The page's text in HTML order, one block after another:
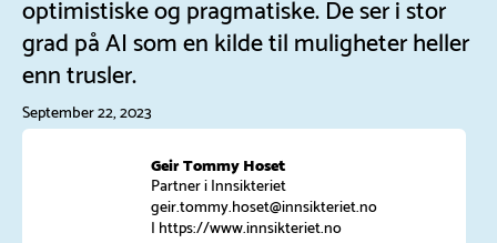
grad på AI som en kilde til muligheter heller
enn trusler.
September 22, 2023
Geir Tommy Hoset
Partner i Innsikteriet
geir.tommy.hoset@innsikteriet.no
| https://www.innsikteriet.no